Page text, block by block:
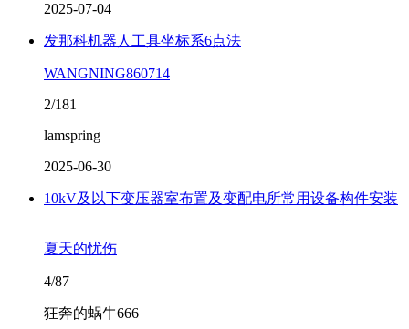
2025-07-04
发那科机器人工具坐标系6点法
WANGNING860714
2/181
lamspring
2025-06-30
10kV及以下变压器室布置及变配电所常用设备构件安装
夏天的忧伤
4/87
狂奔的蜗牛666